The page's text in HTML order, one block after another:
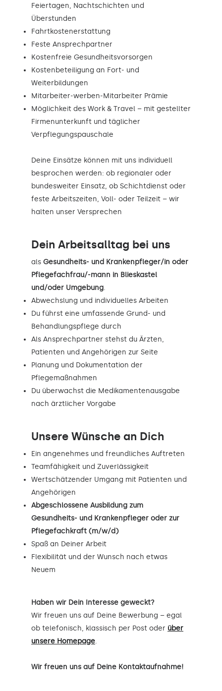
Feiertagen, Nachtschichten und
Überstunden
Fahrtkostenerstattung
Feste Ansprechpartner
Kostenfreie Gesundheitsvorsorgen
Kostenbeteiligung an Fort- und
Weiterbildungen
Mitarbeiter-werben-Mitarbeiter Prämie
Möglichkeit des Work & Travel – mit gestellter
Firmenunterkunft und täglicher
Verpflegungspauschale
Deine Einsätze können mit uns individuell
besprochen werden: ob regionaler oder
bundesweiter Einsatz, ob Schichtdienst oder
feste Arbeitszeiten, Voll- oder Teilzeit – wir
halten unser Versprechen
Dein Arbeitsalltag bei uns
als Gesundheits- und Krankenpfleger/in oder
Pflegefachfrau/-mann in Blieskastel
und/oder Umgebung.
Abwechslung und individuelles Arbeiten
Du führst eine umfassende Grund- und
Behandlungspflege durch
Als Ansprechpartner stehst du Ärzten,
Patienten und Angehörigen zur Seite
Planung und Dokumentation der
Pflegemaßnahmen
Du überwachst die Medikamentenausgabe
nach ärztlicher Vorgabe
Unsere Wünsche an Dich
Ein angenehmes und freundliches Auftreten
Teamfähigkeit und Zuverlässigkeit
Wertschätzender Umgang mit Patienten und
Angehörigen
Abgeschlossene Ausbildung zum
Gesundheits- und Krankenpfleger oder zur
Pflegefachkraft (m/w/d)
Spaß an Deiner Arbeit
Flexibilität und der Wunsch nach etwas
Neuem
Haben wir Dein Interesse geweckt?
Wir freuen uns auf Deine Bewerbung – egal
ob telefonisch, klassisch per Post oder über
unsere Homepage.
Wir freuen uns auf Deine Kontaktaufnahme!